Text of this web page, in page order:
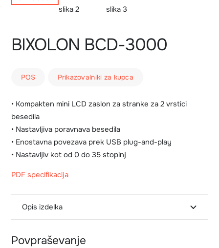
BIXOLON BCD-3000
POS Prikazovalniki za kupca
• Kompakten mini LCD zaslon za stranke za 2 vrstici
besedila
• Nastavljiva poravnava besedila
• Enostavna povezava prek USB plug-and-play
• Nastavljiv kot od 0 do 35 stopinj
PDF specifikacija
Opis izdelka
Povpraševanje